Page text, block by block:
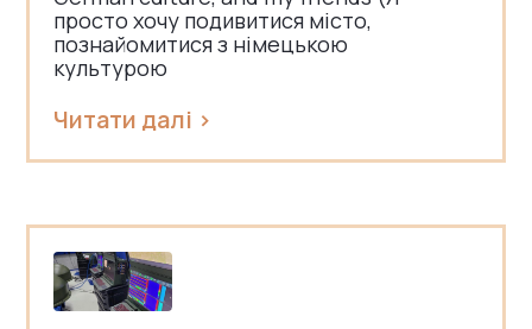
просто хочу подивитися місто,
познайомитися з німецькою
культурою
Читати далі >